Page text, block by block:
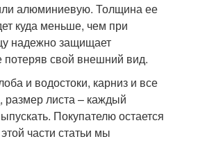
алюминиевую. Толщина ее
куда меньше, чем при
надежно защищает
потеряв свой внешний вид.
и водостоки, карниз и все
размер листа – каждый
Покупателю остается
части статьи мы